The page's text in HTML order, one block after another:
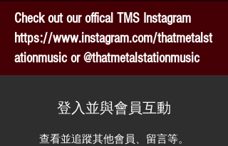
Check out our offical TMS Instagram
https://www.instagram.com/thatmetalst
ationmusic or @thatmetalstationmusic
登入並與會員互動
查看並追蹤其他會員、留言等。